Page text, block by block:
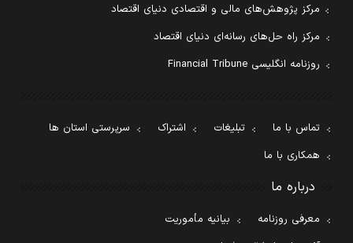
مرکز پژوهش‌های مالی و اقتصادی دنیای اقتصاد
مرکز راه حل‌های رسانه‌ای دنیای اقتصاد
روزنامه انگلیسی Financial Tribune
تماس با ما تبلیغات اشتراک
سرپرستی استان ها
همکاری با ما
درباره ما
معرفی روزنامه
بیانیه مأموریت